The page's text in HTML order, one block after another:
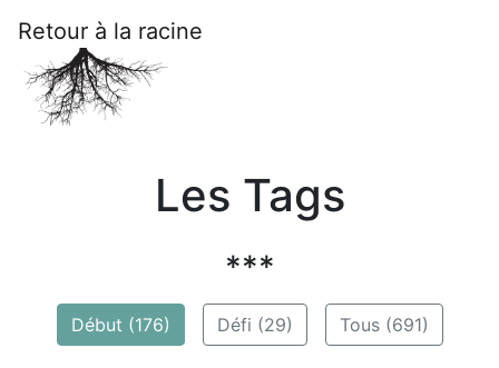
Retour à la racine
Les Tags
***
Début (176) Défi (29) Tous (691)